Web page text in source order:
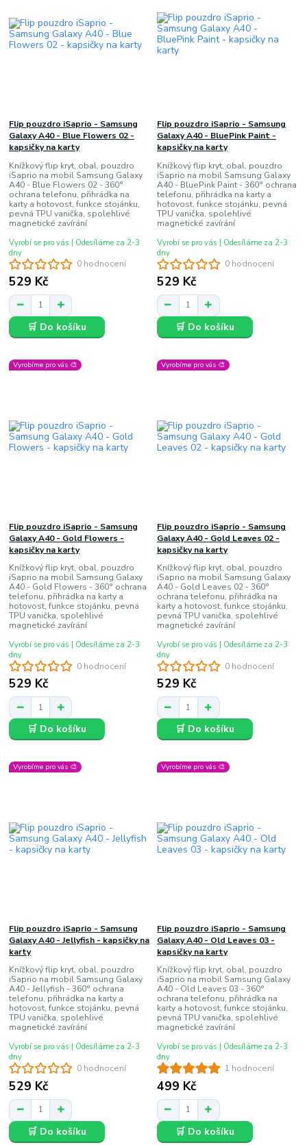
0 hodnocení
Flip pouzdro iSaprio - Samsung
Galaxy A40 - Blue Flowers 02 -
kapsičky na karty
Knížkový flip kryt, obal, pouzdro
iSaprio na mobil Samsung Galaxy
A40 - Blue Flowers 02 - 360°
ochrana telefonu, přihrádka na
karty a hotovost, funkce stojánku,
pevná TPU vanička, spolehlivé
magnetické zavírání
529 Kč
Vyrobí se pro vás | Odesíláme za 2-3
dny
🛒 Do košíku
0 hodnocení
Flip pouzdro iSaprio - Samsung
Galaxy A40 - BluePink Paint -
kapsičky na karty
Knížkový flip kryt, obal, pouzdro
iSaprio na mobil Samsung Galaxy
A40 - BluePink Paint - 360° ochrana
telefonu, přihrádka na karty a
hotovost, funkce stojánku, pevná
TPU vanička, spolehlivé
magnetické zavírání
529 Kč
Vyrobí se pro vás | Odesíláme za 2-3
dny
🛒 Do košíku
Vyrobíme pro vás 🎨
0 hodnocení
Flip pouzdro iSaprio - Samsung
Galaxy A40 - Gold Flowers -
kapsičky na karty
Knížkový flip kryt, obal, pouzdro
iSaprio na mobil Samsung Galaxy
A40 - Gold Flowers - 360° ochrana
telefonu, přihrádka na karty a
hotovost, funkce stojánku, pevná
TPU vanička, spolehlivé
magnetické zavírání
529 Kč
Vyrobí se pro vás | Odesíláme za 2-3
dny
🛒 Do košíku
Vyrobíme pro vás 🎨
0 hodnocení
Flip pouzdro iSaprio - Samsung
Galaxy A40 - Gold Leaves 02 -
kapsičky na karty
Knížkový flip kryt, obal, pouzdro
iSaprio na mobil Samsung Galaxy
A40 - Gold Leaves 02 - 360°
ochrana telefonu, přihrádka na
karty a hotovost, funkce stojánku,
pevná TPU vanička, spolehlivé
magnetické zavírání
529 Kč
Vyrobí se pro vás | Odesíláme za 2-3
dny
🛒 Do košíku
Vyrobíme pro vás 🎨
0 hodnocení
Flip pouzdro iSaprio - Samsung
Galaxy A40 - Jellyfish - kapsičky na
karty
Knížkový flip kryt, obal, pouzdro
iSaprio na mobil Samsung Galaxy
A40 - Jellyfish - 360° ochrana
telefonu, přihrádka na karty a
hotovost, funkce stojánku, pevná
TPU vanička, spolehlivé
magnetické zavírání
529 Kč
Vyrobí se pro vás | Odesíláme za 2-3
dny
🛒 Do košíku
Vyrobíme pro vás 🎨
1 hodnocení
Flip pouzdro iSaprio - Samsung
Galaxy A40 - Old Leaves 03 -
kapsičky na karty
Knížkový flip kryt, obal, pouzdro
iSaprio na mobil Samsung Galaxy
A40 - Old Leaves 03 - 360°
ochrana telefonu, přihrádka na
karty a hotovost, funkce stojánku,
pevná TPU vanička, spolehlivé
magnetické zavírání
499 Kč
Vyrobí se pro vás | Odesíláme za 2-3
dny
🛒 Do košíku